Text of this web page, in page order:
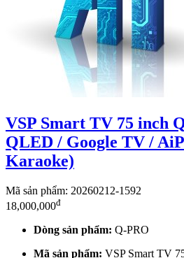
VSP Smart TV 75 inch
QLED / Google TV /
Karaoke)
Mã sản phẩm: 20260212-1592
18,000,000đ
Dòng sản phẩm: Q-PRO
Mã sản phẩm: VSP Smart TV